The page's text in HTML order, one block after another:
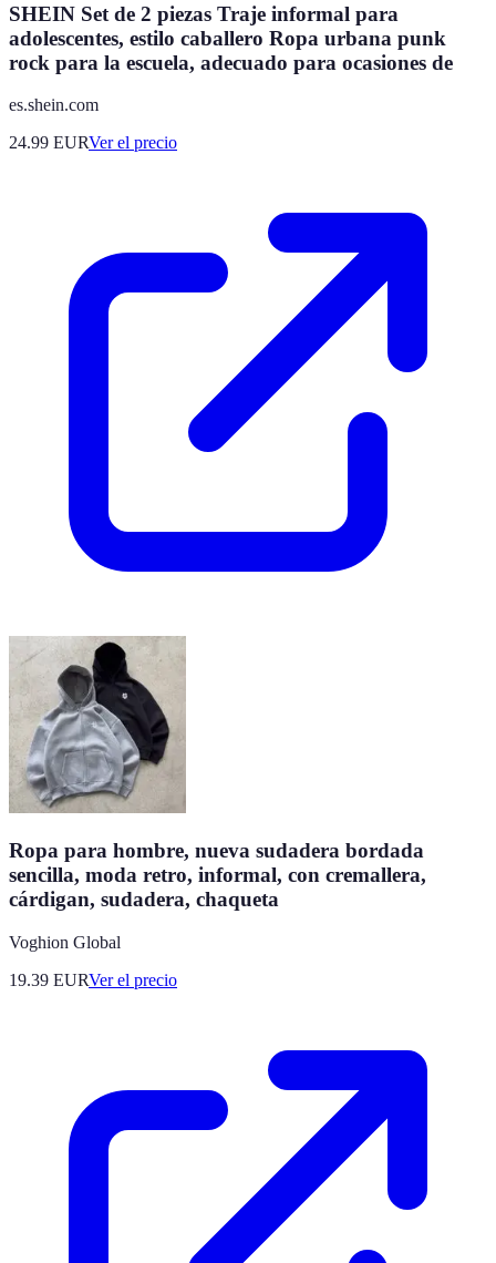
SHEIN Set de 2 piezas Traje informal para
adolescentes, estilo caballero Ropa urbana punk
rock para la escuela, adecuado para ocasiones de
es.shein.com
24.99 EURVer el precio
Ropa para hombre, nueva sudadera bordada
sencilla, moda retro, informal, con cremallera,
cárdigan, sudadera, chaqueta
Voghion Global
19.39 EURVer el precio